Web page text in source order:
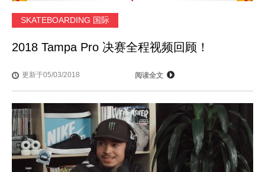
SKATEBOARDING 国际
2018 Tampa Pro 决赛全程视频回顾！
更新于05/03/2018 阅读全文